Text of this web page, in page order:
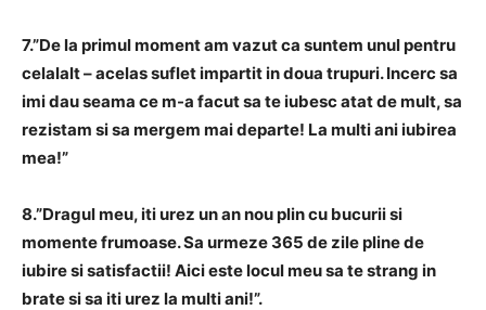
7.”De la primul moment am vazut ca suntem unul pentru
celalalt – acelas suflet impartit in doua trupuri. Incerc sa
imi dau seama ce m-a facut sa te iubesc atat de mult, sa
rezistam si sa mergem mai departe! La multi ani iubirea
mea!”
8.”Dragul meu, iti urez un an nou plin cu bucurii si
momente frumoase. Sa urmeze 365 de zile pline de
iubire si satisfactii! Aici este locul meu sa te strang in
brate si sa iti urez la multi ani!”.